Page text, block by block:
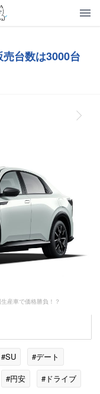
売台数は3000台
産車で価格勝負！？
#SU
#デート
#円安
#ドライブ